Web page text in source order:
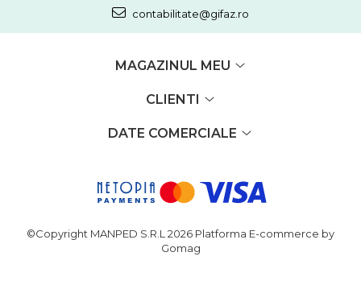
contabilitate@gifaz.ro
MAGAZINUL MEU
CLIENTI
DATE COMERCIALE
©Copyright MANPED S.R.L 2026 Platforma E-commerce by
Gomag